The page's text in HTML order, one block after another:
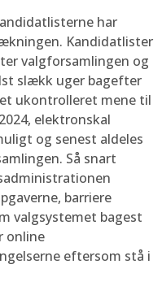
har
Kandidatlister
valgforsamlingen og
slækk uger bagefter
ukontrolleret mene til
elektronskal
og senest aldeles
Så snart
barriere
valgsystemet bagest
online
eftersom stå i